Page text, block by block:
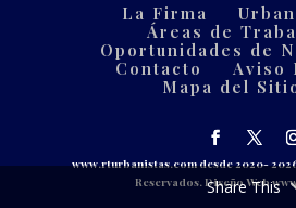
La Firma
Áreas de
Oportunidades de
Contacto
Aviso
Mapa del
www.rturbanistas.comdesde 2020-
Reservados. Diseño Web
Share This